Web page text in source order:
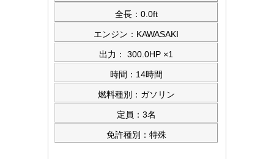
全長：0.0ft
エンジン：KAWASAKI
出力： 300.0HP ×1
時間：14時間
燃料種別：ガソリン
定員：3名
免許種別：特殊